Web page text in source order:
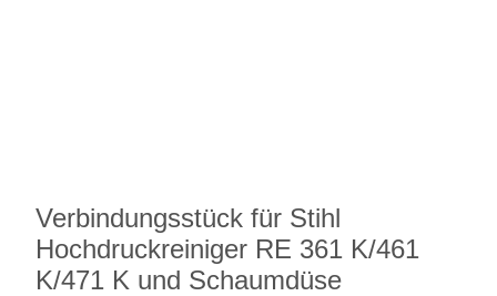
Verbindungsstück für Stihl
Hochdruckreiniger RE 361 K/461
K/471 K und Schaumdüse